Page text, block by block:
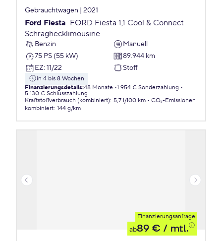
Gebrauchtwagen | 2021
Ford Fiesta FORD Fiesta 1,1 Cool & Connect
Schräghecklimousine
Benzin
Manuell
75 PS (55 kW)
89.944 km
EZ: 11/22 Stoff
in 4 bis 8 Wochen
Finanzierungsdetails:48 Monate 1.954 € Sonderzahlung
5.130 € Schlusszahlung
Kraftstoffverbrauch (kombiniert): 5,7 l/100 km
CO₂-Emissionen
kombiniert: 144 g/km
Finanzierungsanfrage
ab89 € / mtl.